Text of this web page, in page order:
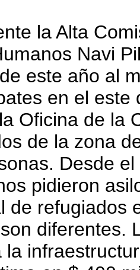
la Alta
Navi
este año al
en el
Oficina de la
de la zona
Desde
pidieron
de refugiados
diferentes.
la